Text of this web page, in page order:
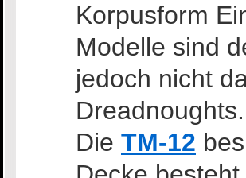
Korpusform
Modelle sind
jedoch nicht
Die TM-12